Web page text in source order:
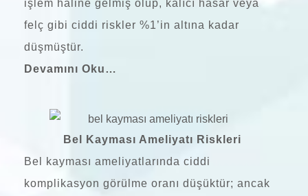
işlem haline gelmiş olup, kalıcı hasar veya
felç gibi ciddi riskler %1’in altına kadar
düşmüştür.
Devamını Oku…
Bel Kayması Ameliyatı Riskleri
Bel kayması ameliyatlarında ciddi
komplikasyon görülme oranı düşüktür; ancak